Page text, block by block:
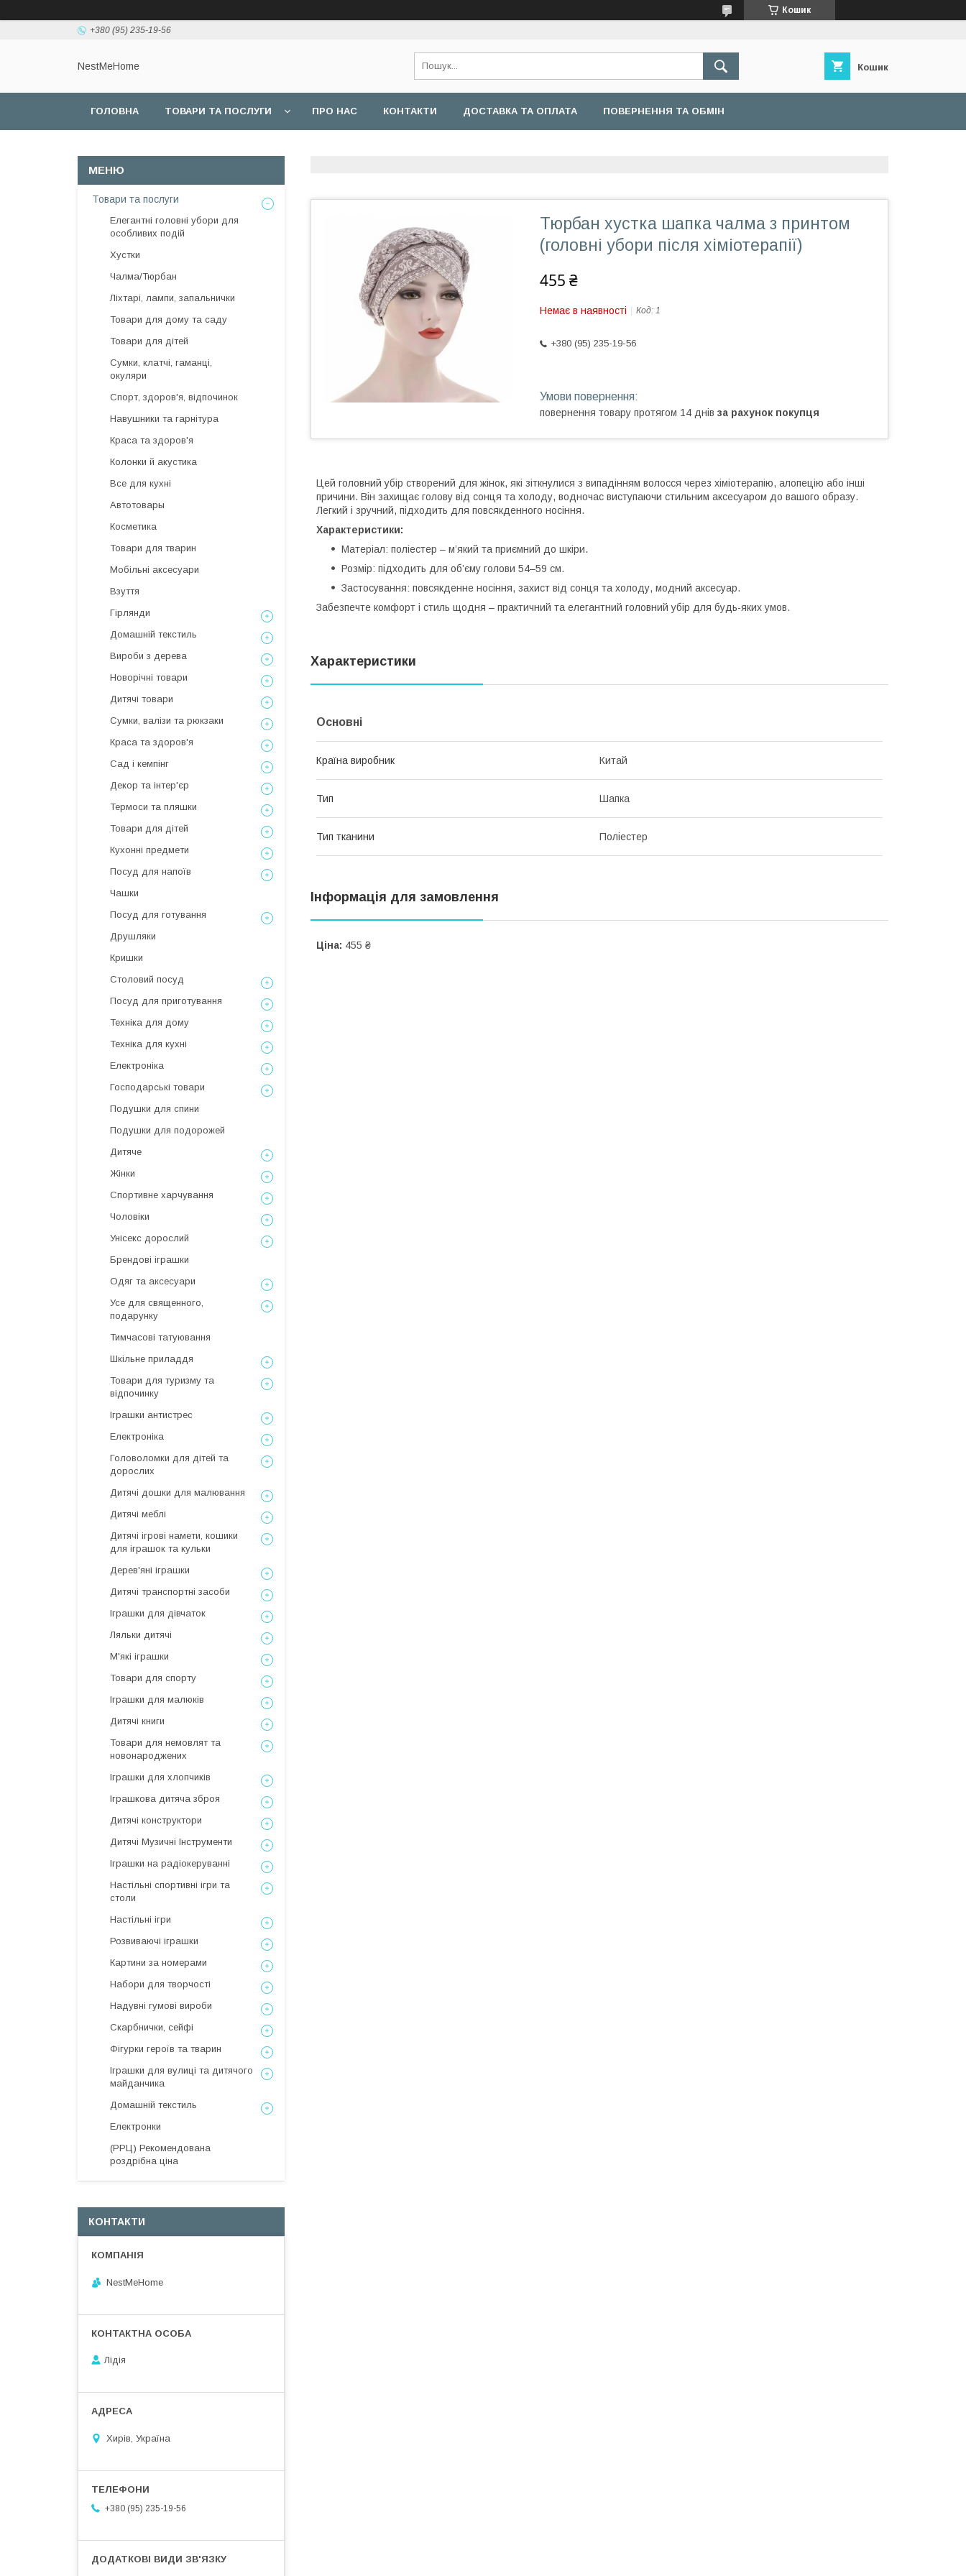
Кошик
+380 (95) 235-19-56
NestMeHome Кошик
ГОЛОВНА ТОВАРИ ТА ПОСЛУГИ ПРО НАС КОНТАКТИ ДОСТАВКА ТА ОПЛАТА ПОВЕРНЕННЯ ТА ОБМІН
Тюрбан хустка шапка чалма з принтом
(головні убори після хіміотерапії)
455 ₴
Немає в наявності Код: 1
+380 (95) 235-19-56
повернення товару протягом 14 днів за рахунок покупця
Цей головний убір створений для жінок, які зіткнулися з випадінням волосся через хіміотерапію, алопецію або інші
причини. Він захищає голову від сонця та холоду, водночас виступаючи стильним аксесуаром до вашого образу.
Легкий і зручний, підходить для повсякденного носіння.
Характеристики:
Матеріал: поліестер – м’який та приємний до шкіри.
Розмір: підходить для об’єму голови 54–59 см.
Застосування: повсякденне носіння, захист від сонця та холоду, модний аксесуар.
Забезпечте комфорт і стиль щодня – практичний та елегантний головний убір для будь-яких умов.
Характеристики
Основні
Країна виробник Китай
Тип Шапка
Тип тканини Поліестер
Інформація для замовлення
Ціна: 455 ₴
Товари та послуги
Елегантні головні убори для
особливих подій
Хустки
Чалма/Тюрбан
Ліхтарі, лампи, запальнички
Товари для дому та саду
Товари для дітей
Сумки, клатчі, гаманці,
окуляри
Спорт, здоров'я, відпочинок
Навушники та гарнітура
Краса та здоров'я
Колонки й акустика
Все для кухні
Автотовары
Косметика
Товари для тварин
Мобільні аксесуари
Взуття
Гірлянди
Домашній текстиль
Вироби з дерева
Новорічні товари
Дитячі товари
Сумки, валізи та рюкзаки
Краса та здоров'я
Сад і кемпінг
Декор та інтер'єр
Термоси та пляшки
Товари для дітей
Кухонні предмети
Посуд для напоїв
Чашки
Посуд для готування
Друшляки
Кришки
Столовий посуд
Посуд для приготування
Техніка для дому
Техніка для кухні
Електроніка
Господарські товари
Подушки для спини
Подушки для подорожей
Дитяче
Жінки
Спортивне харчування
Чоловіки
Унісекс дорослий
Брендові іграшки
Одяг та аксесуари
Усе для священного,
подарунку
Тимчасові татуювання
Шкільне приладдя
Товари для туризму та
відпочинку
Іграшки антистрес
Електроніка
Головоломки для дітей та
дорослих
Дитячі дошки для малювання
Дитячі меблі
Дитячі ігрові намети, кошики
для іграшок та кульки
Дерев'яні іграшки
Дитячі транспортні засоби
Іграшки для дівчаток
Ляльки дитячі
М'які іграшки
Товари для спорту
Іграшки для малюків
Дитячі книги
Товари для немовлят та
новонароджених
Іграшки для хлопчиків
Іграшкова дитяча зброя
Дитячі конструктори
Дитячі Музичні Інструменти
Іграшки на радіокеруванні
Настільні спортивні ігри та
столи
Настільні ігри
Розвиваючі іграшки
Картини за номерами
Набори для творчості
Надувні гумові вироби
Скарбнички, сейфі
Фігурки героїв та тварин
Іграшки для вулиці та дитячого
майданчика
Домашній текстиль
Електронки
(РРЦ) Рекомендована
роздрібна ціна
КОНТАКТИ
NestMeHome
Лідія
Хирів, Україна
+380 (95) 235-19-56